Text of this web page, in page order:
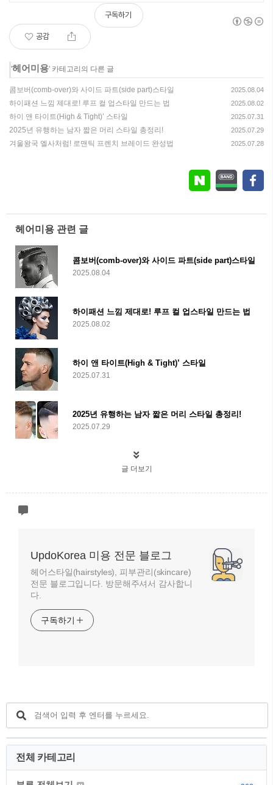
공감
구독하기
'헤어미용' 카테고리의 다른 글
콤보버(comb-over)와 사이드 파트(side part)스타일 2025.08.04
하이패션 느낌 제대로! 루프 컬 업스타일 만드는 법 2025.08.02
하이 앤 타이트(High & Tight)’ 스타일 2025.07.31
2025년 유행하는 남자 짧은 머리 스타일 총정리! 2025.07.29
겨울왕국 엘사처럼! 로맨틱 프렌치 브레이드 완성법 2025.07.28
헤어미용 관련 글
콤보버(comb-over)와 사이드 파트(side part)스타일
2025.08.04
하이패션 느낌 제대로! 루프 컬 업스타일 만드는 법
2025.08.02
하이 앤 타이트(High & Tight)’ 스타일
2025.07.31
2025년 유행하는 남자 짧은 머리 스타일 총정리!
2025.07.29
글 더보기
UpdoKorea 미용 전문 블로그
헤어스타일(hairstyles), 피부관리(skincare)
전문 블로그입니다. 방문해주셔서 감사합니
다.
구독하기
전체 카테고리